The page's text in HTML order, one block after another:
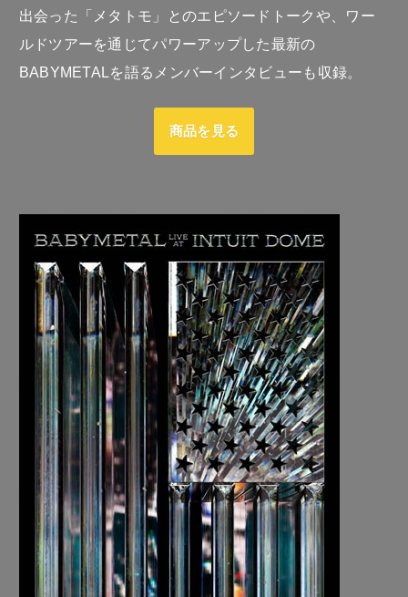
出会った「メタトモ」とのエピソードトークや、ワー
ルドツアーを通じてパワーアップした最新の
BABYMETALを語るメンバーインタビューも収録。
商品を見る